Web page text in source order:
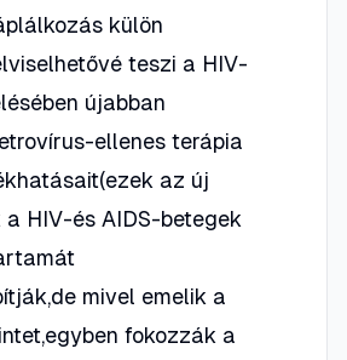
külön
teszi a HIV-
újabban
ellenes terápia
az új
a HIV-és AIDS-betegek
mivel emelik a
fokozzák a